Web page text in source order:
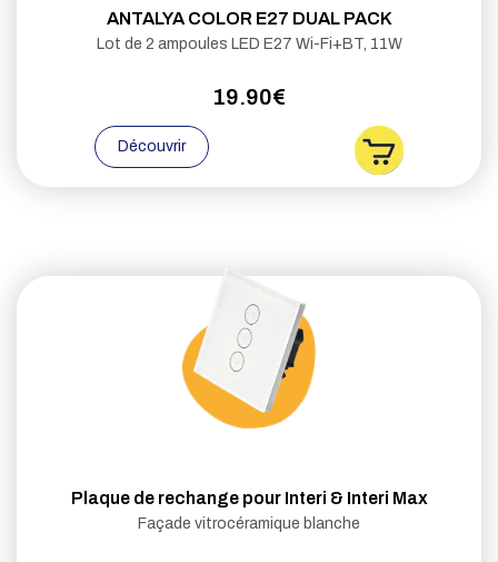
ANTALYA COLOR E27 DUAL PACK
Lot de 2 ampoules LED E27 Wi-Fi+BT, 11W
19.90€
Découvrir
Plaque de rechange pour Interi & Interi Max
Façade vitrocéramique blanche